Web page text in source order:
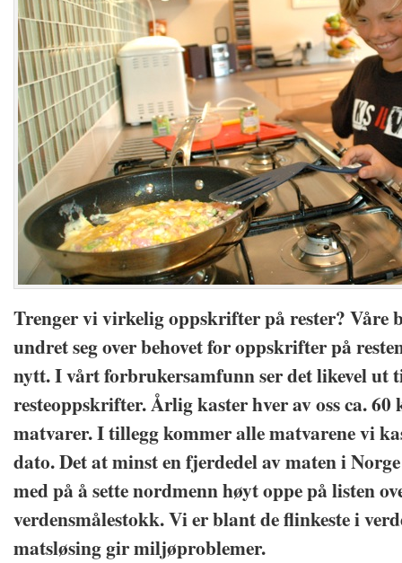
Trenger vi virkelig oppskrifter på rester? Våre
undret seg over behovet for oppskrifter på
nytt. I vårt forbrukersamfunn ser det likevel ut
resteoppskrifter. Årlig kaster hver av oss ca.
matvarer. I tillegg kommer alle matvarene vi
dato. Det at minst en fjerdedel av maten i
med på å sette nordmenn høyt oppe på listen
verdensmålestokk. Vi er blant de flinkeste i
matsløsing gir miljøproblemer.